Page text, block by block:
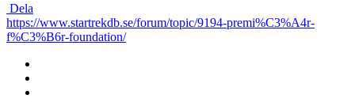
Dela
https://www.startrekdb.se/forum/topic/9194-premi%C3%A4r-
f%C3%B6r-foundation/